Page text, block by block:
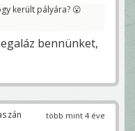
került pályára? 😮
bennünket,
több mint 4 éve